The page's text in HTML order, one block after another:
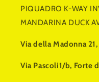
PIQUADRO K-WAY
MANDARINA DUCK
Via della Madonna
Via Pascoli1/b, Forte